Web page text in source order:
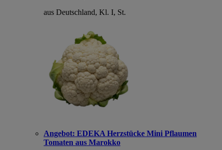
aus Deutschland, Kl. I, St.
Angebot: EDEKA Herzstücke Mini Pflaumen
Tomaten aus Marokko